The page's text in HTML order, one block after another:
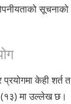
प्रयोगमा केही
(१३) मा उल्लेख छ।